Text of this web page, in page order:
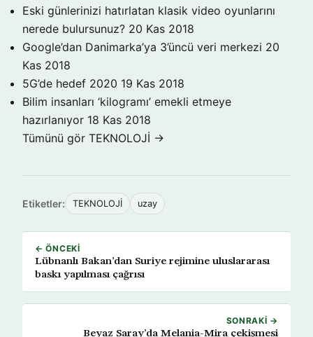
Eski günlerinizi hatırlatan klasik video oyunlarını
nerede bulursunuz? 20 Kas 2018
Google’dan Danimarka’ya 3’üncü veri merkezi 20
Kas 2018
5G’de hedef 2020 19 Kas 2018
Bilim insanları ‘kilogramı’ emekli etmeye
hazırlanıyor 18 Kas 2018
Tümünü gör TEKNOLOJİ →
Etiketler: TEKNOLOJİ uzay
← ÖNCEKI
Lübnanlı Bakan’dan Suriye rejimine uluslararası
baskı yapılması çağrısı
SONRAKI →
Beyaz Saray’da Melania-Mira çekişmesi